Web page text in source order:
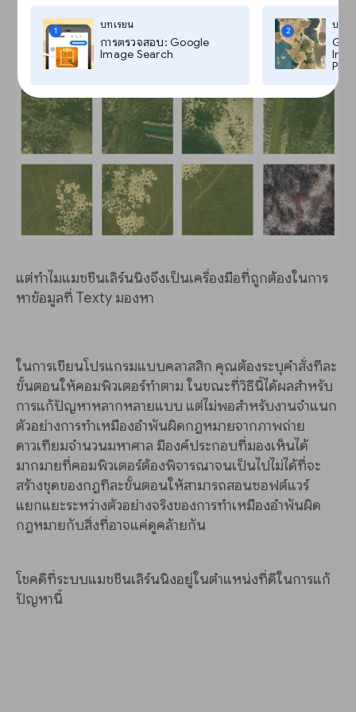
1
บทเรียน
การตรวจสอบ: Google
Image Search
2
บทเ
Pro,
แต่ทำไมแมชชีนเลิร์นนิงจึงเป็นเครื่องมือที่ถูกต้องในการ
หาข้อมูลที่ Texty มองหา
ในการเขียนโปรแกรมแบบคลาสสิก คุณต้องระบุคำสั่งทีละ
ขั้นตอนให้คอมพิวเตอร์ทำตาม ในขณะที่วิธีนี้ได้ผลสำหรับ
การแก้ปัญหาหลากหลายแบบ แต่ไม่พอสำหรับงานจำแนก
ตัวอย่างการทำเหมืองอำพันผิดกฎหมายจากภาพถ่าย
ดาวเทียมจำนวนมหาศาล มีองค์ประกอบที่มองเห็นได้
มากมายที่คอมพิวเตอร์ต้องพิจารณาจนเป็นไปไม่ได้ที่จะ
สร้างชุดของกฎทีละขั้นตอนให้สามารถสอนซอฟต์แวร์
แยกแยะระหว่างตัวอย่างจริงของการทำเหมืองอำพันผิด
กฎหมายกับสิ่งที่อาจแค่ดูคล้ายกัน
โชคดีที่ระบบแมชชีนเลิร์นนิงอยู่ในตำแหน่งที่ดีในการแก้
ปัญหานี้